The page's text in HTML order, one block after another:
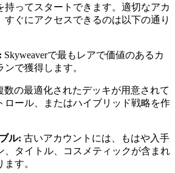
持ってスタートできます。適切なアカ
すぐにアクセスできるのは以下の通り
Skyweaverで最もレアで価値のあるカ
で獲得します。
数の最適化されたデッキが用意されて
ロール、またはハイブリッド戦略を作
ル: 古いアカウントには、もはや入手
、タイトル、コスメティックが含まれ
す。